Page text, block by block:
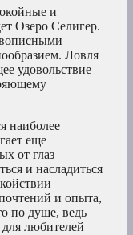
и
Озеро Селигер.
Ловля
удовольствие
наиболее
еще
от глаз
и насладиться
и опыта,
по душе, ведь
любителей